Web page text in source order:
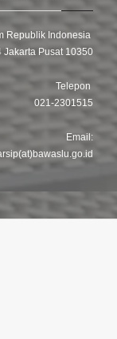
Republik Indonesia
Jakarta Pusat 10350
Telepon
021-2301515
Email: